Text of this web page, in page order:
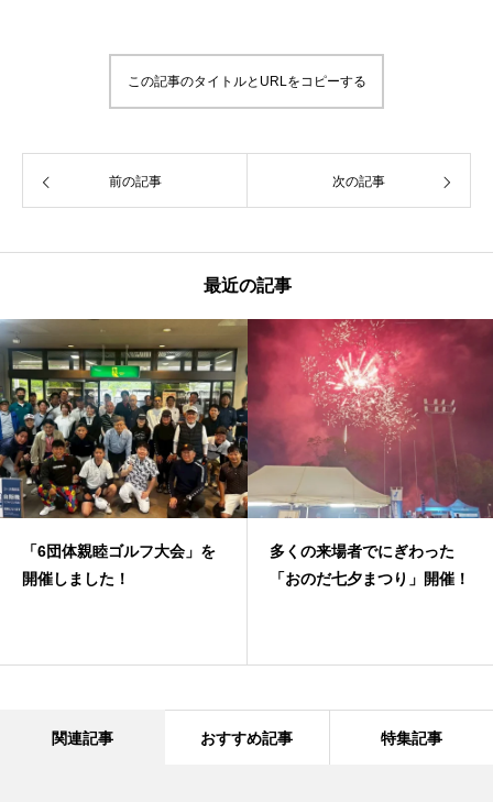
この記事のタイトルとURLをコピーする
前の記事 次の記事
最近の記事
「6団体親睦ゴルフ大会」を
開催しました！
多くの来場者でにぎわった
「おのだ七夕まつり」開催！
関連記事 おすすめ記事 特集記事